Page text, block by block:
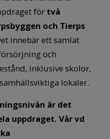
för två
och Tierps
innebär ett samlat
och
inklusive skolor,
lokaler.
är det
uppdraget. Vår vd